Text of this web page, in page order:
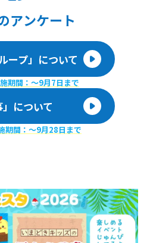
アンケート
ープ」について
期間：〜9月7日まで
」について
期間：〜9月28日まで